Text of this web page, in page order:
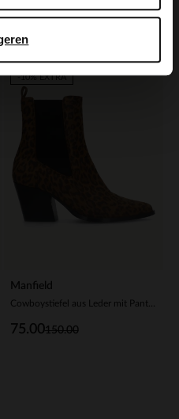
159.99
111.99
Manfield
150.00
75.00
-50%
-10% EXTRA